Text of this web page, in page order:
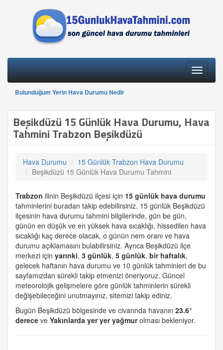
Toggle
Bulunduğum Yerin Hava Durumu Nedir
Beşikdüzü 15 Günlük Hava Durumu, Hava
Tahmini Trabzon Beşikdüzü
Hava Durumu
15 Günlük Trabzon Hava Durumu
Beşikdüzü 15 Günlük Hava Durumu Tahmini
Trabzon ilinin Beşikdüzü ilçesi için 15 günlük hava durumu
tahminlerini buradan takip edebilirsiniz. 15 günlük Beşikdüzü
ilçesinin hava durumu tahmini bilgilerinde, gün be gün,
günün en düşük ve en yüksek hava sıcaklığı, hissedilen hava
sıcaklığı kaç derece olacak, o günün nem oranı ve hava
durumu açıklamasını bulabilirsiniz. Ayrıca Beşikdüzü ilçe
merkezi için yarınki, 3 günlük, 5 günlük, bir haftalık,
gelecek haftanın hava durumu ve 10 günlük tahminleri de bu
sayfamızdan sürekli takip etmenizi öneriyoruz. Güncel
meteorolojik gelişmelere göre günlük tahminlerin sürekli
değişebileceğini unutmayınız, sitemizi takip ediniz.
Bugün Beşikdüzü bölgesinde ve civarında havanın 23.6°
derece ve Yakınlarda yer yer yağmurolması bekleniyor.